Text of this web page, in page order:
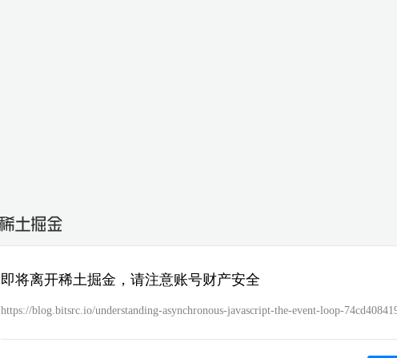
即将离开稀土掘金，请注意账号财产安全
https://blog.bitsrc.io/understanding-asynchronous-javascript-the-event-loop-